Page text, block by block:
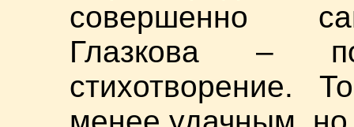
совершенно
Глазкова –
стихотворение.